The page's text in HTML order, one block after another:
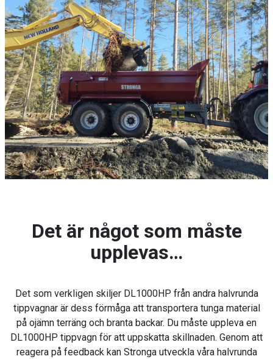
Det är något som måste
upplevas…
Det som verkligen skiljer DL1000HP från andra halvrunda
tippvagnar är dess förmåga att transportera tunga material
på ojämn terräng och branta backar. Du måste uppleva en
DL1000HP tippvagn för att uppskatta skillnaden. Genom att
reagera på feedback kan Stronga utveckla våra halvrunda